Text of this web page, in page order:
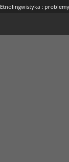
Etnolingwistyka :